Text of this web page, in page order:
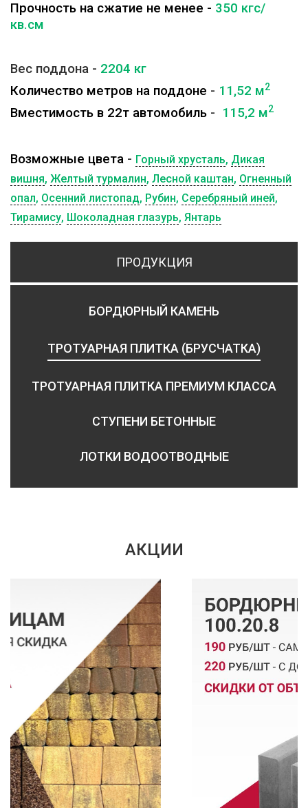
ПРОДУКЦИЯ
БОРДЮРНЫЙ КАМЕНЬ
ТРОТУАРНАЯ ПЛИТКА (БРУСЧАТКА)
ТРОТУАРНАЯ ПЛИТКА ПРЕМИУМ КЛАССА
СТУПЕНИ БЕТОННЫЕ
ЛОТКИ ВОДООТВОДНЫЕ
Прочность на сжатие не менее - 350 кгс/
кв.см
Вес поддона - 2204 кг
Количество метров на поддоне - 11,52 м2
Вместимость в 22т автомобиль - 115,2 м2
Возможные цвета - Горный хрусталь, Дикая
вишня, Желтый турмалин, Лесной каштан, Огненный
опал, Осенний листопад, Рубин, Серебряный иней,
Тирамису, Шоколадная глазурь, Янтарь
АКЦИИ